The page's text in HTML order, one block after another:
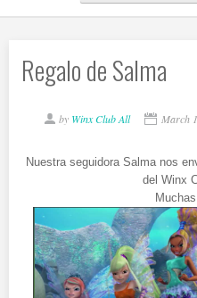
Regalo de Salma
by Winx Club All March
Nuestra seguidora Salma nos
del Winx